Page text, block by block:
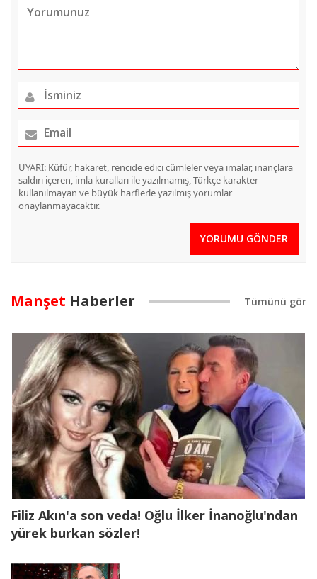
UYARI: Küfür, hakaret, rencide edici cümleler veya imalar, inançlara
saldırı içeren, imla kuralları ile yazılmamış, Türkçe karakter
kullanılmayan ve büyük harflerle yazılmış yorumlar
onaylanmayacaktır.
YORUMU GÖNDER
Manşet Haberler
Filiz Akın'a son veda! Oğlu İlker İnanoğlu'ndan
yürek burkan sözler!